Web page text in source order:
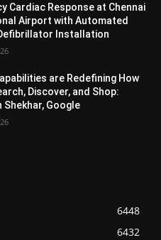
Cardiac Response at Chennai
Airport with Automated
Installation
are Redefining How
Discover, and Shop:
Shekhar, Google
6448
6432